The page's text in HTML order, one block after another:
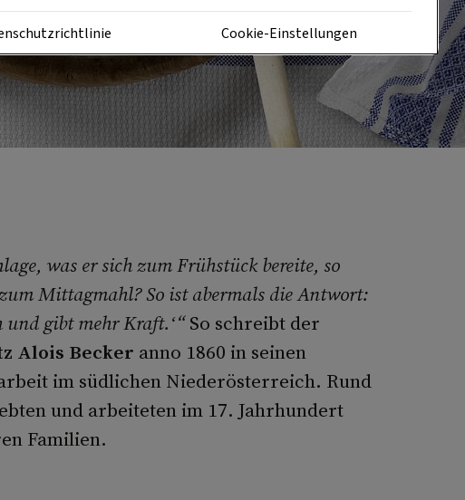
was er sich zum Frühstück bereite, so
Mittagmahl? So ist abermals die Antwort:
und gibt mehr Kraft.‘“So schreibt der
Alois Becker anno 1860 in seinen
im südlichen Niederösterreich. Rund
und arbeiteten im 17. Jahrhundert
Familien.
Cookie-Einstellungen